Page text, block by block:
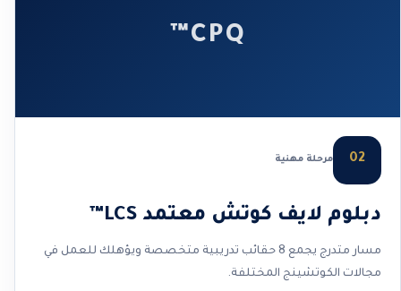
CPQ™
02 مرحلة مهنية
دبلوم لايف كوتش معتمد LCS™
مسار متدرج يجمع 8 حقائب تدريبية متخصصة ويؤهلك للعمل في
مجالات الكوتشينج المختلفة.